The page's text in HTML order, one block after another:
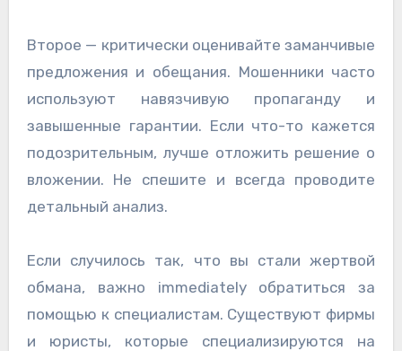
Второе — критически оценивайте заманчивые
предложения и обещания. Мошенники часто
используют навязчивую пропаганду и
завышенные гарантии. Если что-то кажется
подозрительным, лучше отложить решение о
вложении. Не спешите и всегда проводите
детальный анализ.
Если случилось так, что вы стали жертвой
обмана, важно immediately обратиться за
помощью к специалистам. Существуют фирмы
и юристы, которые специализируются на